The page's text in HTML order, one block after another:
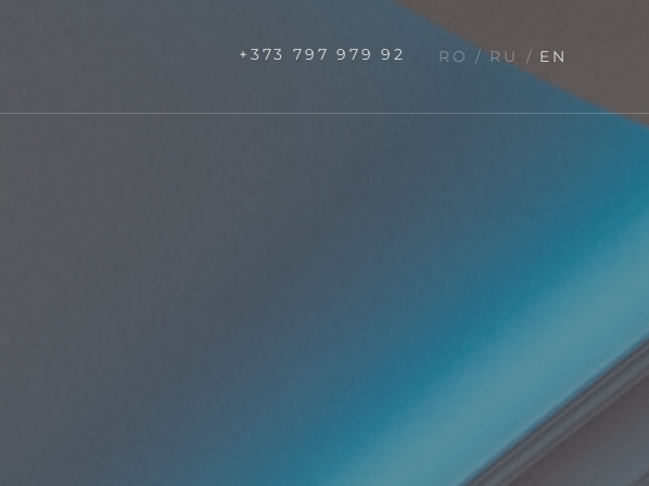
+373 797 979 92 RO RU EN